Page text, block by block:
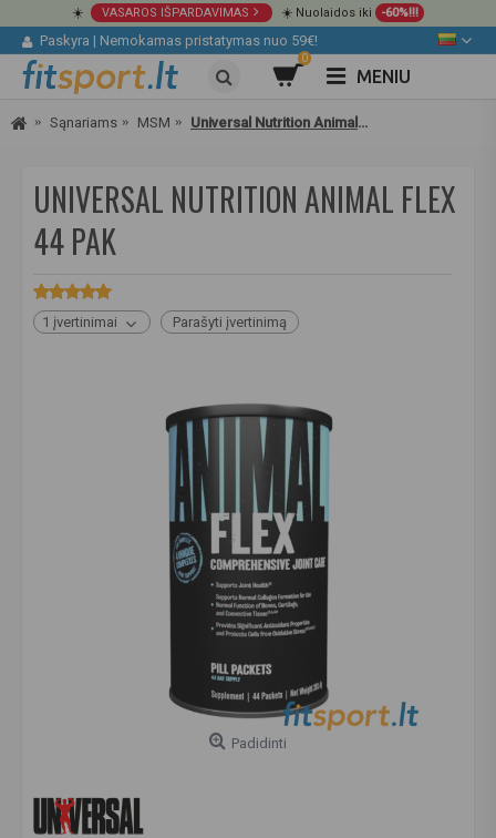
☀️ VASAROS IŠPARDAVIMAS ☀️ Nuolaidos iki -60%!!!
Paskyra | Nemokamas pristatymas nuo 59€!
0
MENIU
Sąnariams MSM Universal Nutrition Animal Flex 44 pak
UNIVERSAL NUTRITION ANIMAL FLEX
44 PAK
1 įvertinimai Parašyti įvertinimą
Padidinti